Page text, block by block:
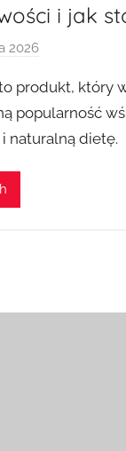
i jak
2026
z
e
z
produkt, który
popularność
naturalną dietę.